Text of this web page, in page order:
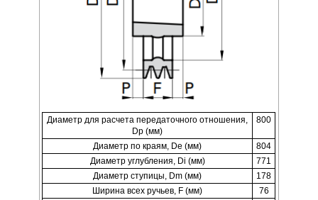
Диаметр для расчета передаточного отношения,
Dp (мм)
800
Диаметр по краям, De (мм)
804
Диаметр углубления, Di (мм)
771
Диаметр ступицы, Dm (мм)
178
Ширина всех ручьев, F (мм)
76